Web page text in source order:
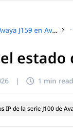
Uso del teléfono IP SIP Avaya J159 en Avaya Aura®
| 1 min read
IP de la serie J100 de